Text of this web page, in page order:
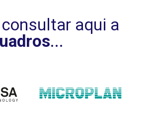
aqui a
...